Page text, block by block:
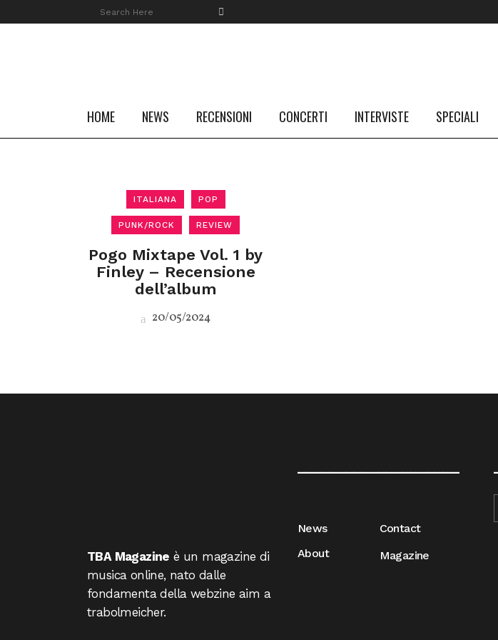
HOME NEWS RECENSIONI CONCERTI INTERVISTE SPECIALI
ITALIANA POP
PUNK/ROCK REVIEW
Pogo Mixtape Vol. 1 by
Finley – Recensione
dell’album
20/05/2024
TBA Magazine è un magazine di
musica online, nato dalle
fondamenta della webzine aim a
trabolmeicher.
News
About
Contact
Magazine